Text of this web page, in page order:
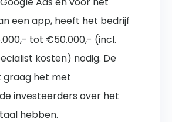
een app, heeft het bedrijf
tot €50.000,- (incl.
kosten) nodig. De
graag het met
investeerders over het
hebben.